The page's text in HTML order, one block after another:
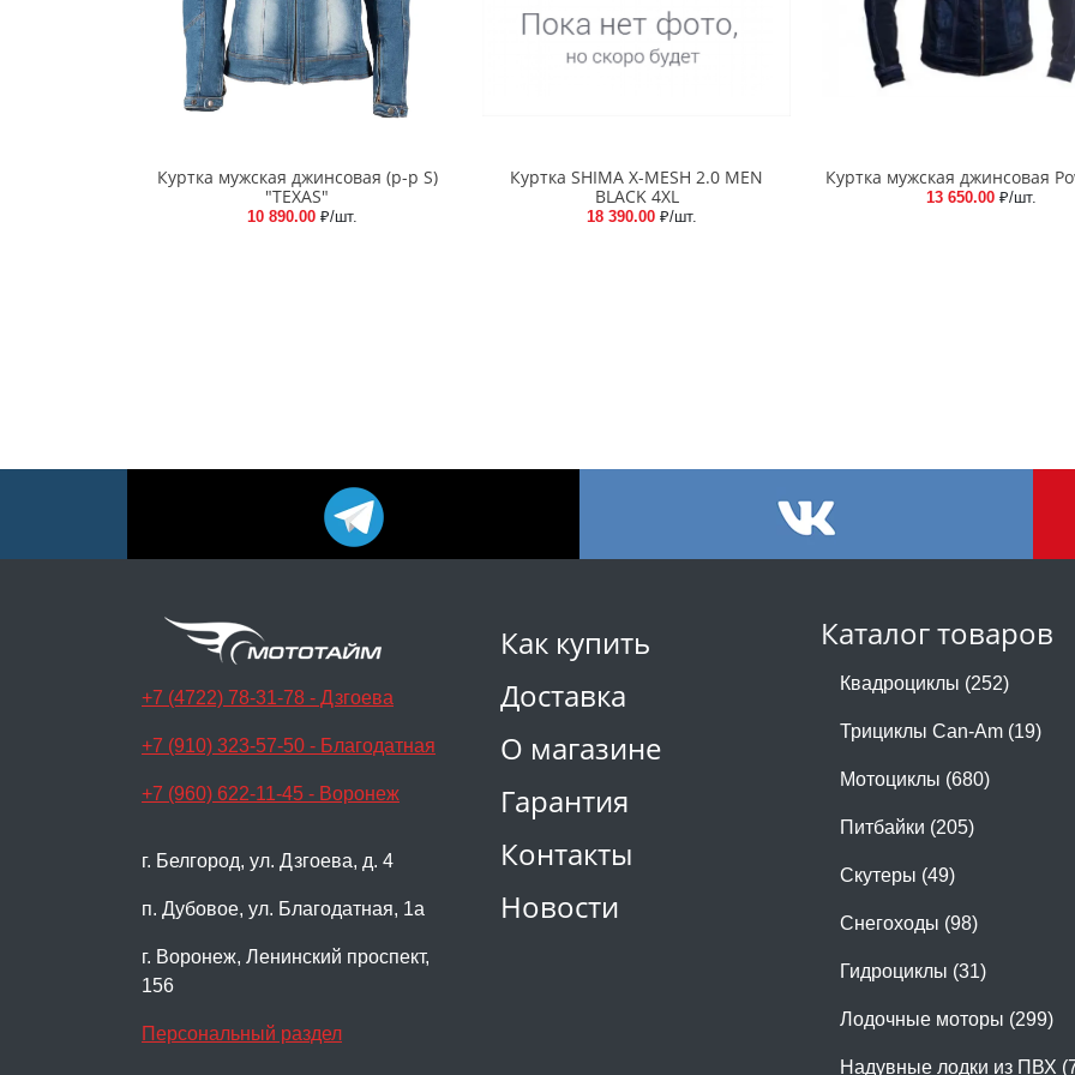
Куртка мужская джинсовая (р-р S)
"TEXAS"
10 890.00 ₽/шт.
Куртка SHIMA X-MESH 2.0 MEN
BLACK 4XL
18 390.00 ₽/шт.
Куртка мужская джинсовая
13 650.00 ₽/шт.
Как купить
Доставка
О магазине
Гарантия
Контакты
Новости
Каталог товаров
Квадроциклы (252)
Трициклы Can-Am (19)
Мотоциклы (680)
Питбайки (205)
Скутеры (49)
Снегоходы (98)
Гидроциклы (31)
Лодочные моторы (299)
Надувные лодки из ПВХ
+7 (4722) 78-31-78 - Дзгоева
+7 (910) 323-57-50 - Благодатная
+7 (960) 622-11-45 - Воронеж
г. Белгород, ул. Дзгоева, д. 4
п. Дубовое, ул. Благодатная, 1а
г. Воронеж, Ленинский проспект,
156
Персональный раздел